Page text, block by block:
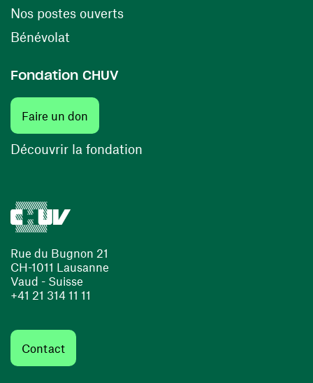
Rue du Bugnon 21
CH-1011 Lausanne
Vaud - Suisse
+41 21 314 11 11
Contact
Nos postes ouverts(ouvre une nouvelle fenêtre)
Bénévolat
Fondation CHUV
Faire un don
Découvrir la fondation